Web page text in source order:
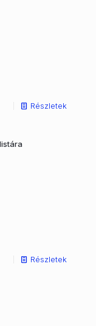
Részletek
Részletek